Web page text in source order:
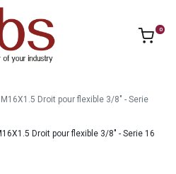
0
Droit pour flexible 3/8" - Serie